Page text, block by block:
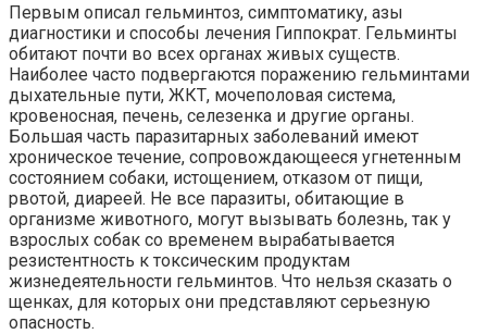
Первым описал гельминтоз, симптоматику, азы
диагностики и способы лечения Гиппократ. Гельминты
обитают почти во всех органах живых существ.
Наиболее часто подвергаются поражению гельминтами
дыхательные пути, ЖКТ, мочеполовая система,
кровеносная, печень, селезенка и другие органы.
Большая часть паразитарных заболеваний имеют
хроническое течение, сопровождающееся угнетенным
состоянием собаки, истощением, отказом от пищи,
рвотой, диареей. Не все паразиты, обитающие в
организме животного, могут вызывать болезнь, так у
взрослых собак со временем вырабатывается
резистентность к токсическим продуктам
жизнедеятельности гельминтов. Что нельзя сказать о
щенках, для которых они представляют серьезную
опасность.